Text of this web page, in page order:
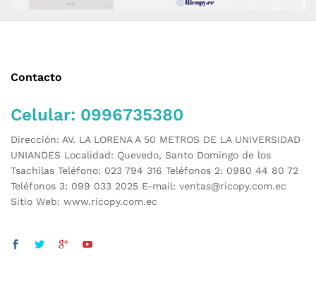
Contacto
Celular: 0996735380
Dirección: AV. LA LORENA A 50 METROS DE LA UNIVERSIDAD
UNIANDES Localidad: Quevedo, Santo Domingo de los
Tsachilas Teléfono: 023 794 316 Teléfonos 2: 0980 44 80 72
Teléfonos 3: 099 033 2025 E-mail: ventas@ricopy.com.ec
Sitio Web: www.ricopy.com.ec